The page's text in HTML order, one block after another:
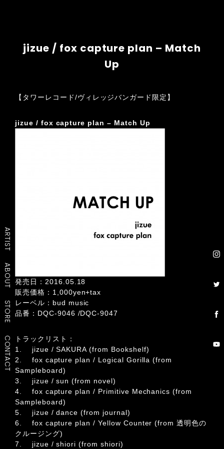
ARTIST
ABOUT
STORE
CONTACT
jizue / fox capture plan – Match
Up
【タワーレコード/ヴィレッジバンガード限定】
jizue / fox capture plan – Match Up
発売日：2016.05.18
販売価格：1,000yen+tax
レーベル：bud music
品番：DQC-9046 /DQC-9047
トラックリスト：
1. jizue / SAKURA (from Bookshelf)
2. fox capture plan / Logical Gorilla (from
Sampleboard)
3. jizue / sun (from novel)
4. fox capture plan / Primitive Mechanics (from
Sampleboard)
5. jizue / dance (from journal)
6. fox capture plan / Yellow Counter (from 透明色の
クルージング)
7. jizue / shiori (from shiori)